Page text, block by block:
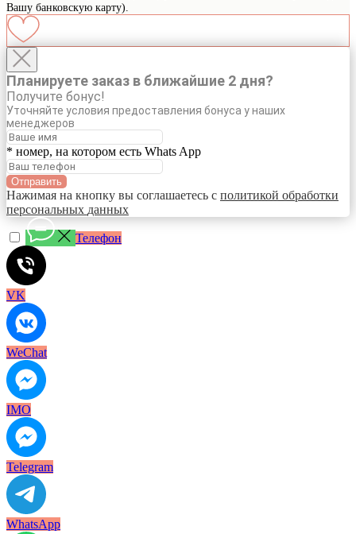
Вашу банковскую карту).
Планируете заказ в ближайшие 2 дня?
Получите бонус!
Уточняйте условия предоставления бонуса у наших
менеджеров
* номер, на котором есть Whats App
Отправить
Нажимая на кнопку вы соглашаетесь с политикой обработки
персональных данных
Телефон
VK
WeChat
IMO
Telegram
WhatsApp